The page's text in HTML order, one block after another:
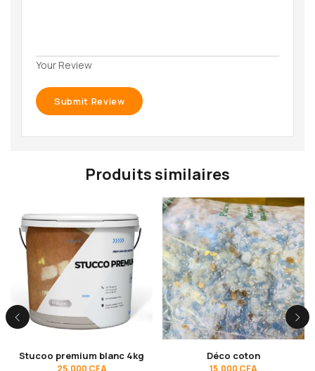
Your Review
Produits similaires
Stucoo premium blanc 4kg
25.000 CFA
Déco coton
15.000 CFA